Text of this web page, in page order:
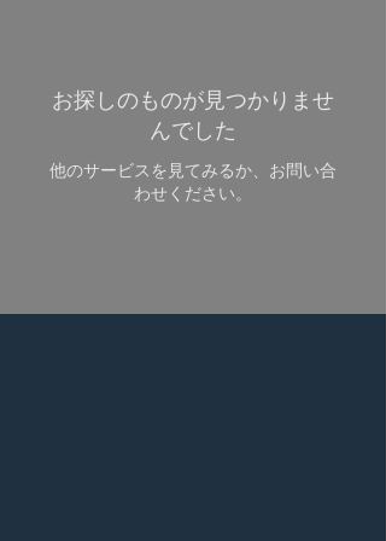
お探しのものが見つかりませ
んでした
他のサービスを見てみるか、お問い合
わせください。